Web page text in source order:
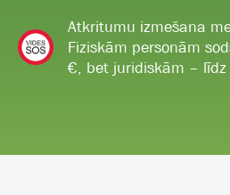
Atkritumu izmešana
Fiziskām personām
€, bet juridiskām –